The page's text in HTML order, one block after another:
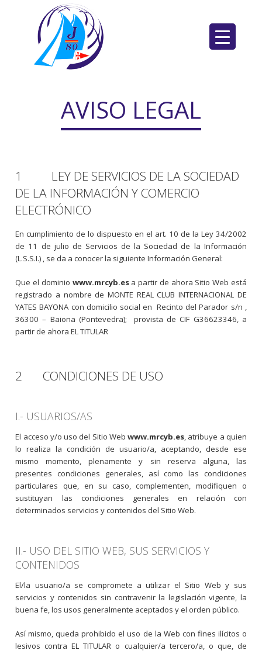
AVISO LEGAL
1 LEY DE SERVICIOS DE LA SOCIEDAD
DE LA INFORMACIÓN Y COMERCIO
ELECTRÓNICO
En cumplimiento de lo dispuesto en el art. 10 de la Ley 34/2002
de 11 de julio de Servicios de la Sociedad de la Información
(L.S.S.I.) , se da a conocer la siguiente Información General:
Que el dominio www.mrcyb.es a partir de ahora Sitio Web está
registrado a nombre de MONTE REAL CLUB INTERNACIONAL DE
YATES BAYONA con domicilio social en Recinto del Parador s/n ,
36300 – Baiona (Pontevedra); provista de CIF G36623346, a
partir de ahora EL TITULAR
2 CONDICIONES DE USO
I.- USUARIOS/AS
El acceso y/o uso del Sitio Web www.mrcyb.es, atribuye a quien
lo realiza la condición de usuario/a, aceptando, desde ese
mismo momento, plenamente y sin reserva alguna, las
presentes condiciones generales, así como las condiciones
particulares que, en su caso, complementen, modifiquen o
sustituyan las condiciones generales en relación con
determinados servicios y contenidos del Sitio Web.
II.- USO DEL SITIO WEB, SUS SERVICIOS Y
CONTENIDOS
El/la usuario/a se compromete a utilizar el Sitio Web y sus
servicios y contenidos sin contravenir la legislación vigente, la
buena fe, los usos generalmente aceptados y el orden público.
Así mismo, queda prohibido el uso de la Web con fines ilícitos o
lesivos contra EL TITULAR o cualquier/a tercero/a, o que, de